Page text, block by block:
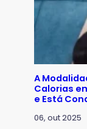
A
Calorias
e Está
06, out 2025